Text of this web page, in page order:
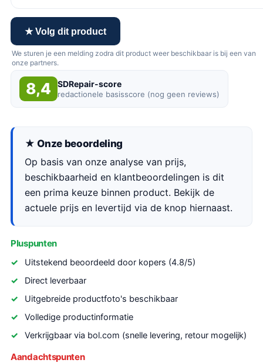
★ Volg dit product
We sturen je een melding zodra dit product weer beschikbaar is bij een van
onze partners.
8,4 SDRepair-score
redactionele basisscore (nog geen reviews)
★ Onze beoordeling
Op basis van onze analyse van prijs,
beschikbaarheid en klantbeoordelingen is dit
een prima keuze binnen product. Bekijk de
actuele prijs en levertijd via de knop hiernaast.
Pluspunten
Uitstekend beoordeeld door kopers (4.8/5)
Direct leverbaar
Uitgebreide productfoto's beschikbaar
Volledige productinformatie
Verkrijgbaar via bol.com (snelle levering, retour mogelijk)
Aandachtspunten